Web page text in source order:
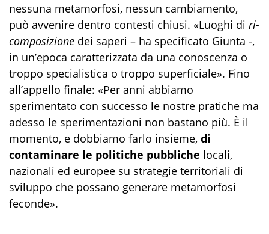
nessuna metamorfosi, nessun cambiamento,
può avvenire dentro contesti chiusi. «Luoghi di ri-
composizione dei saperi – ha specificato Giunta -,
in un’epoca caratterizzata da una conoscenza o
troppo specialistica o troppo superficiale». Fino
all’appello finale: «Per anni abbiamo
sperimentato con successo le nostre pratiche ma
adesso le sperimentazioni non bastano più. È il
momento, e dobbiamo farlo insieme, di
contaminare le politiche pubbliche locali,
nazionali ed europee su strategie territoriali di
sviluppo che possano generare metamorfosi
feconde».